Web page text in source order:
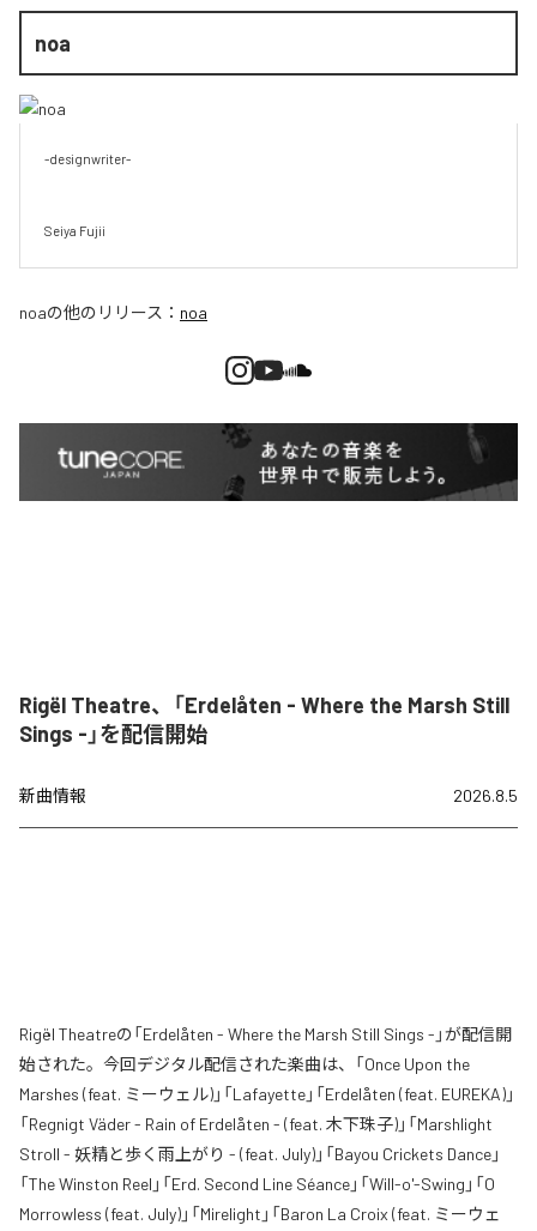
noa
-designwriter-
Seiya Fujii
noaの他のリリース： noa
Rigël Theatre、「Erdelåten - Where the Marsh Still
Sings -」を配信開始
新曲情報 2026.8.5
Rigël Theatreの「Erdelåten - Where the Marsh Still Sings -」が配信開
始された。今回デジタル配信された楽曲は、「Once Upon the
Marshes (feat. ミーウェル)」「Lafayette」「Erdelåten (feat. EUREKA)」
「Regnigt Väder - Rain of Erdelåten - (feat. 木下珠子)」「Marshlight
Stroll - 妖精と歩く雨上がり - (feat. July)」「Bayou Crickets Dance」
「The Winston Reel」「Erd. Second Line Séance」「Will-o'-Swing」「O
Morrowless (feat. July)」「Mirelight」「Baron La Croix (feat. ミーウェ